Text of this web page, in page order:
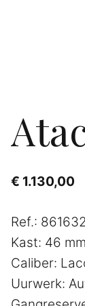
€ 1.130,00
Ref.:
Kast: 46
Caliber:
Uurwerk: